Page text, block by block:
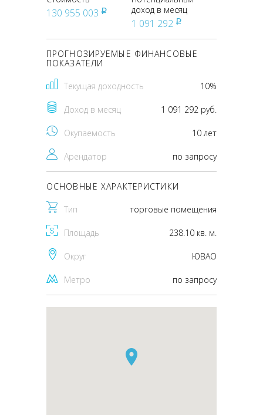
130 955 003 pуб
доход в месяц
1 091 292 pуб
ПРОГНОЗИРУЕМЫЕ ФИНАНСОВЫЕ
ПОКАЗАТЕЛИ
Текущая доходность 10%
Доход в месяц 1 091 292 руб.
Окупаемость 10 лет
Арендатор по запросу
ОСНОВНЫЕ ХАРАКТЕРИСТИКИ
Тип торговые помещения
Площадь 238.10 кв. м.
Округ ЮВАО
Метро по запросу